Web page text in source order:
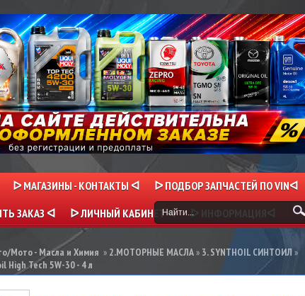
ᐅ МАГАЗИНЫ - КОНТАКТЫ ᐊ ᐅ ПОДБОР ЗАПЧАСТЕЙ ПО VINᐊ
ЗАКАЗ ᐊ ᐅ ЛИЧНЫЙ КАБИНЕТ ᐊ ᐅ ИНФОРМАЦИЯᐊ
Мото - Масла и Химия » 2.МОТОРНЫЕ МАСЛА» 3. SYNTHOIL СИНТОИЛ »
High Tech 5W-30 - 4 л